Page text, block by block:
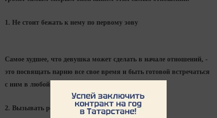
1. Не стоит бежать к нему по первому зову
Самое худшее, что девушка может сделать в начале отношений, -
это посвящать парню все свое время и быть готовой встречаться
с ним в любой день.
2. Вызывать ревность